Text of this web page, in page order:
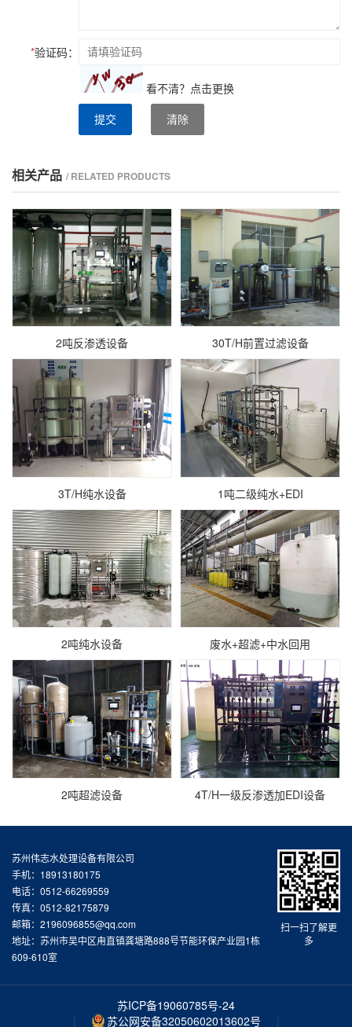
*验证码：
看不清？ 点击更换
提交 清除
相关产品 / RELATED PRODUCTS
2吨反渗透设备 30T/H前置过滤设备
3T/H纯水设备 1吨二级纯水+EDI
2吨纯水设备 废水+超滤+中水回用
2吨超滤设备 4T/H一级反渗透加EDI设备
扫一扫了解更
多
苏州伟志水处理设备有限公司
手机：18913180175
电话：0512-66269559
传真：0512-82175879
邮箱：2196096855@qq.com
地址：苏州市吴中区甪直镇龚塘路888号节能环保产业园1栋
609-610室
苏ICP备19060785号-24
|
苏公网安备32050602013602号 |